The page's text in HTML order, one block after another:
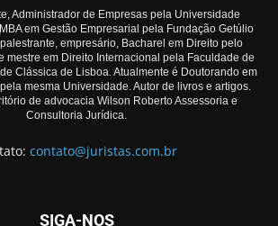
Administrador de Empresas pela Universidade
em Gestão Empresarial pela Fundação Getúlio
empresário, Bacharel em Direito pelo
mestre em Direito Internacional pela Faculdade de
Clássica de Lisboa. Atualmente é Doutorando em
mesma Universidade. Autor de livros e artigos.
de advocacia Wilson Roberto Assessoria e
Consultoria Jurídica.
contato@juristas.com.br
SIGA-NOS